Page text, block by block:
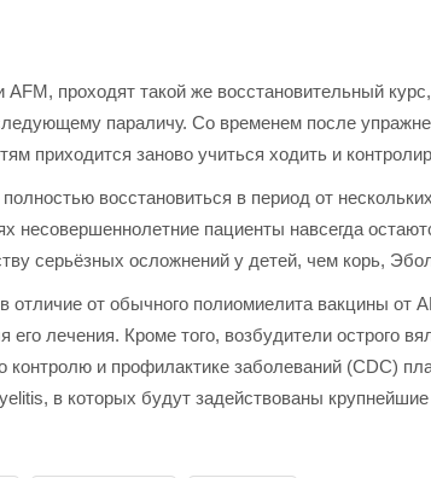
проходят такой же восстановительный
параличу. Со временем после
приходится заново учиться ходить и
восстановиться в период от
несовершеннолетние пациенты навсегда
серьёзных осложнений у детей, чем корь,
отличие от обычного полиомиелита вакцины от
его лечения. Кроме того, возбудители острого
контролю и профилактике заболеваний (CDC)
в которых будут задействованы